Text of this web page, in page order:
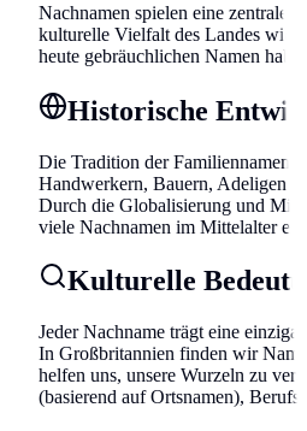
Nachnamen spielen eine zentrale
kulturelle Vielfalt des Landes
heute gebräuchlichen Namen
Historische
Die Tradition der Familiennamen
Handwerkern, Bauern, Adeligen
Durch die Globalisierung und
viele Nachnamen im Mittelalter
Kulturelle
Jeder Nachname trägt eine
In Großbritannien finden wir
helfen uns, unsere Wurzeln zu
(basierend auf Ortsnamen),